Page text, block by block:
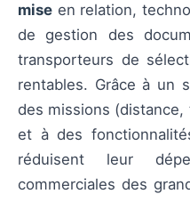
mise en relation,
de gestion des
transporteurs de
rentables. Grâce à un
des missions
et à des
réduisent leur
commerciales des